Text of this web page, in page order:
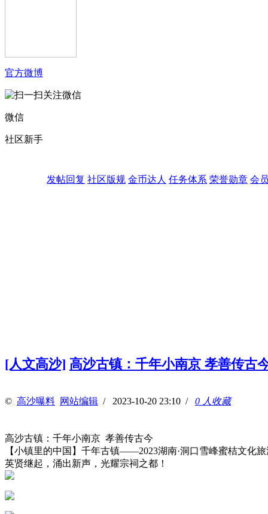
官方微博
微信
社区新手
发帖回复 社区版规 金币达人 任务体系 荣誉勋章 会
[人文高沙] 高沙古镇：千年小南京 孝善传
© 高沙曝料 网站编辑 / 2023-10-20 23:10 / 0 人收藏
高沙古镇：千年小南京 孝善传古今
【小镇里的中国】千年古镇——2023湖南·洞口雪峰蜜桔文化
英贤继起，涌出新声，光耀宗祠之都！